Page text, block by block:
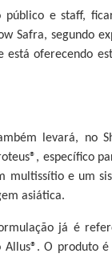
e staff,
Safra, segundo
oferecendo
levará, no
específico
e um
asiática.
já é
O produto